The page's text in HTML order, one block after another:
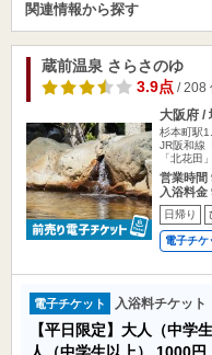
関連情報から探す
蔵前温泉 さらさのゆ
3.9点/ 208
大阪府 /
杉本町駅
JR阪和線
「北花田
営業時間
入浴料金
日帰り
電子チケ
電子チケット 入浴料チケット
【平日限定】大人（中学
人（中学生以上） 1000円